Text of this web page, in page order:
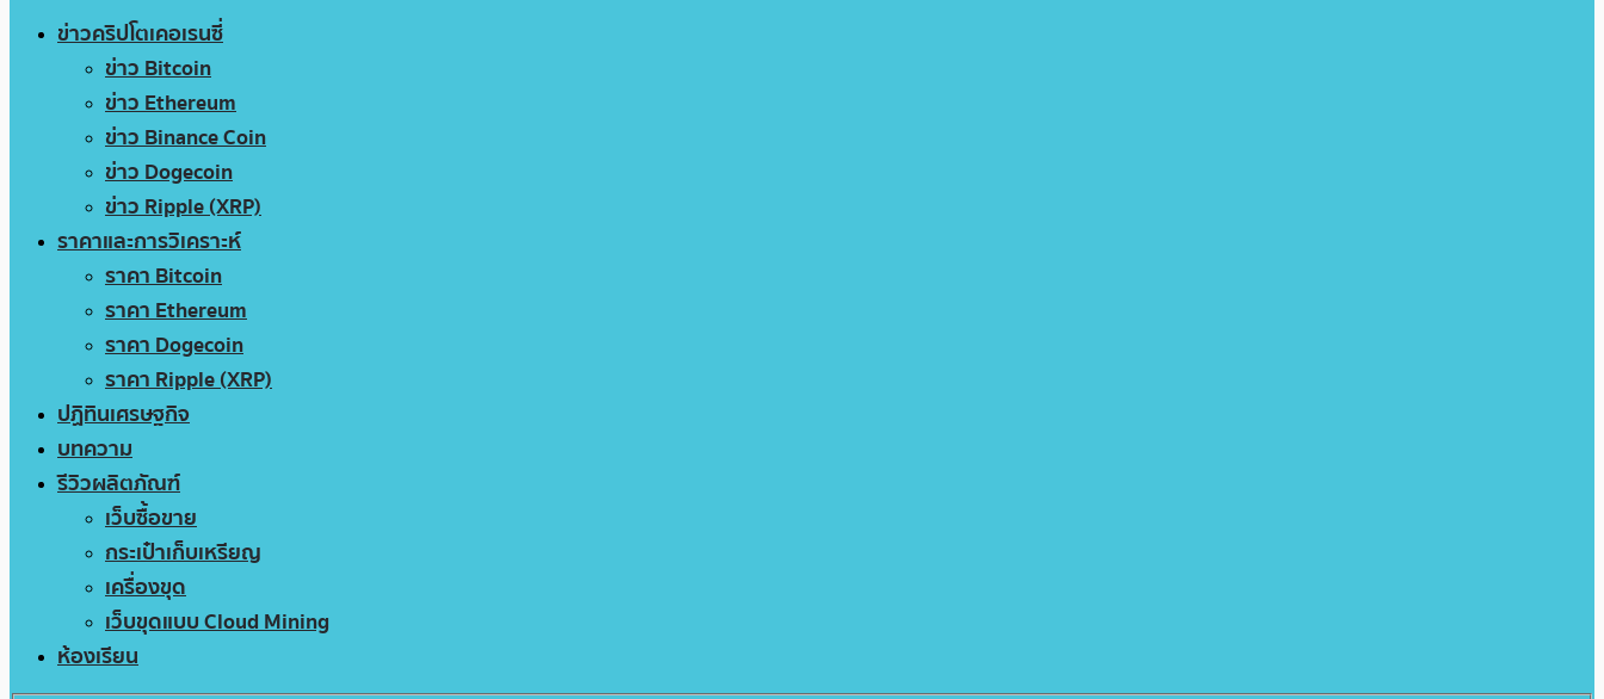
ข่าวคริปโตเคอเรนซี่
ข่าว Bitcoin
ข่าว Ethereum
ข่าว Binance Coin
ข่าว Dogecoin
ข่าว Ripple (XRP)
ราคาและการวิเคราะห์
ราคา Bitcoin
ราคา Ethereum
ราคา Dogecoin
ราคา Ripple (XRP)
ปฏิทินเศรษฐกิจ
บทความ
รีวิวผลิตภัณฑ์
เว็บซื้อขาย
กระเป๋าเก็บเหรียญ
เครื่องขุด
เว็บขุดแบบ Cloud Mining
ห้องเรียน